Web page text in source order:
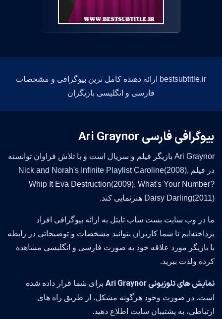
bestsubtitle.ir ارائه دهنده کامل ترین بیوگرافی و مشخصات
فارسی و انگلیسی بازیگران
بیوگرافی فارسی Ari Graynor
Ari Graynor بازیگر فیلم و سریال است و با تلاش فراوان توانسته
در فیلم Nick and Norah's Infinite Playlist Caroline(2008),
Whip It Eva Destruction(2009), What's Your Number?
Daisy Darling(2011) هنرنمایی کند.
ما در وب سایت بست ساب تایتل به ارائه بیوگرافی افراد
پرداخته‌ایم تا شما کاربران بتوانید مشخصات و توضیحاتی در رابطه
با بازیگر مورد علاقه خود به صورت فارسی و انگلیسی مشاهده
کرده ولذت ببرید.
نمایش های تلوزیونی Ari Graynor
برای شما قرار داده شده
است. در صورت وجود هرگونه مشکل، از طریق راه های
ارتباطی، به پشتیبان سایت اطلاع دهید.